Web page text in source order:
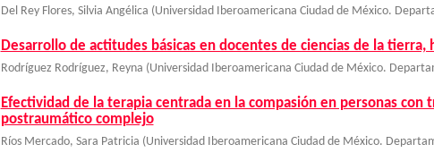
Del Rey Flores, Silvia Angélica (Universidad Iberoamericana Ciudad de México.
Desarrollo de actitudes básicas en docentes de ciencias de la tierra,
Rodríguez Rodríguez, Reyna (Universidad Iberoamericana Ciudad de México.
Efectividad de la terapia centrada en la compasión en personas con
postraumático complejo
Ríos Mercado, Sara Patricia (Universidad Iberoamericana Ciudad de México.